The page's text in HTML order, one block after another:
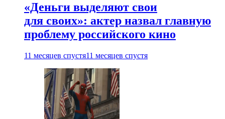
«Деньги выделяют свои
для своих»: актер назвал главную
проблему российского кино
11 месяцев спустя11 месяцев спустя